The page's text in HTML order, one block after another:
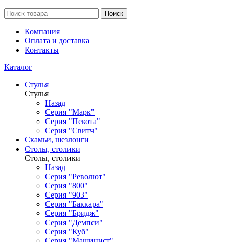
Поиск
Компания
Оплата и доставка
Контакты
Каталог
Стулья
Стулья
Назад
Серия "Марк"
Серия "Пекота"
Серия "Свитч"
Скамьи, шезлонги
Столы, столики
Столы, столики
Назад
Серия "Револют"
Серия "800"
Серия "903"
Серия "Баккара"
Серия "Бридж"
Серия "Демпси"
Серия "Куб"